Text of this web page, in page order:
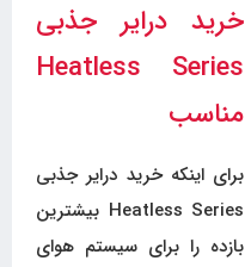
خرید درایر جذبی
Heatless Series
مناسب
برای اینکه خرید درایر جذبی
Heatless Series بیشترین
بازده را برای سیستم هوای